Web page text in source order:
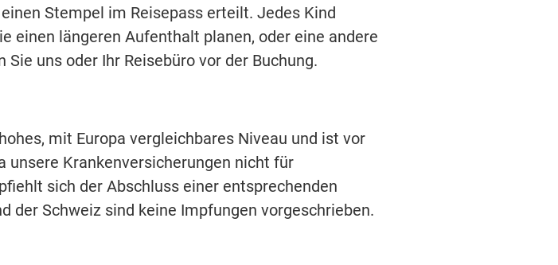
Stempel im Reisepass erteilt. Jedes Kind
einen längeren Aufenthalt planen, oder eine andere
uns oder Ihr Reisebüro vor der Buchung.
mit Europa vergleichbares Niveau und ist vor
unsere Krankenversicherungen nicht für
sich der Abschluss einer entsprechenden
der Schweiz sind keine Impfungen vorgeschrieben.